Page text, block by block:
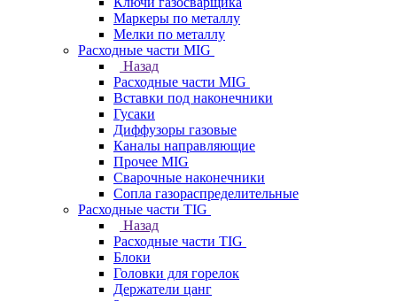
Маркеры по металлу
Мелки по металлу
Расходные части MIG
Назад
Расходные части MIG
Вставки под наконечники
Гусаки
Диффузоры газовые
Каналы направляющие
Прочее MIG
Сварочные наконечники
Сопла газораспределительные
Расходные части TIG
Назад
Расходные части TIG
Блоки
Головки для горелок
Держатели цанг